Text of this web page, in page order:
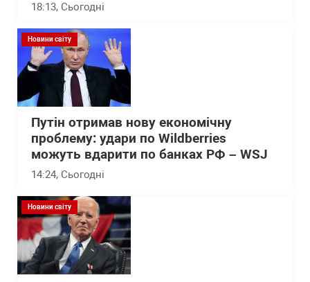
18:13, Сьогодні
Новини світу
Путін отримав нову економічну
проблему: удари по Wildberries
можуть вдарити по банках РФ – WSJ
14:24, Сьогодні
Новини світу